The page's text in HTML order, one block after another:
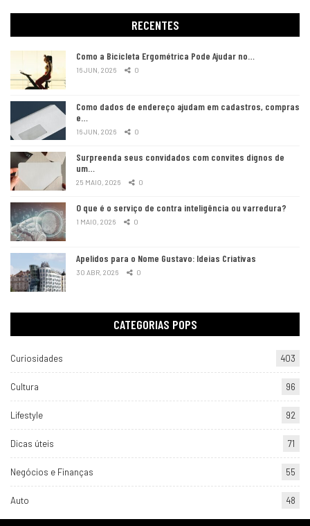
RECENTES
Como a Bicicleta Ergométrica Pode Ajudar no…
16 JUN, 2026 0
Como dados de endereço ajudam em cadastros, compras
e…
16 JUN, 2026 0
Surpreenda seus convidados com convites dignos de
um…
25 MAIO, 2026 0
O que é o serviço de contra inteligência ou varredura?
1 MAIO, 2026 0
Apelidos para o Nome Gustavo: Ideias Criativas
30 ABR, 2026 0
CATEGORIAS POPS
Curiosidades 403
Cultura 96
Lifestyle 92
Dicas úteis 71
Negócios e Finanças 55
Auto 48